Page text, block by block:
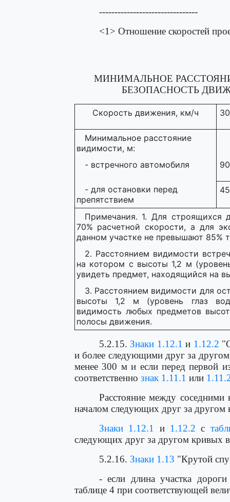
--------------------------------
<1> Отношение скоростей
МИНИМАЛЬНОЕ
БЕЗОПАСНОСТЬ
Скорость движения, км/ч 30
Минимальное расстояние
видимости, м:
- встречного автомобиля
90
- для остановки перед
препятствием
45
Примечания. 1. Для строящихся
70% расчетной скорости, а для
данном участке не превышают 85%
2. Расстоянием видимости
на котором с высоты 1,2 м
увидеть предмет, находящийся на
3. Расстоянием видимости для
высоты 1,2 м (уровень глаз
видимость любых предметов
полосы движения.
5.2.15. Знаки 1.12.1 и 1.12.2
и более следующими друг за
менее 300 м и если перед первой
соответственно знак 1.11.1 или
Расстояние между
началом следующих друг за
Знаки 1.12.1
и 1.12.2 с
следующих друг за другом кривых
5.2.16. Знаки 1.13 "Крутой
- если длина участка
таблице 4 при соответствующей